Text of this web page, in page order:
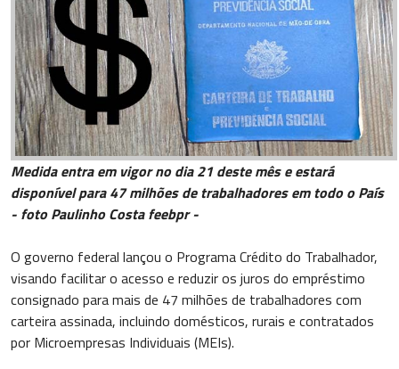
Medida entra em vigor no dia 21 deste mês e estará
disponível para 47 milhões de trabalhadores em todo o País
- foto Paulinho Costa feebpr -
O governo federal lançou o Programa Crédito do Trabalhador,
visando facilitar o acesso e reduzir os juros do empréstimo
consignado para mais de 47 milhões de trabalhadores com
carteira assinada, incluindo domésticos, rurais e contratados
por Microempresas Individuais (MEIs).